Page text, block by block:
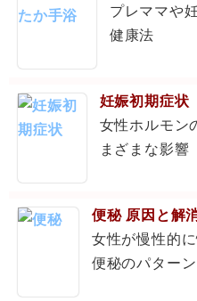
プレママや
健康法
妊娠初期症状
女性ホルモン
まざまな影響
便秘 原因と解
女性が慢性的
便秘のパター